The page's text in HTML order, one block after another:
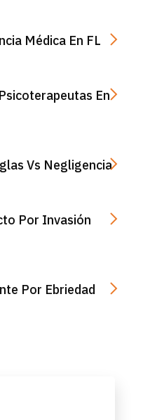
Médica En FL
En
Vs Negligencia
Por Invasión
Por Ebriedad